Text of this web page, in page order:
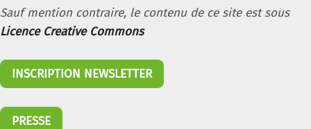
Sauf mention contraire, le contenu de ce site est sous
Licence Creative Commons
INSCRIPTION NEWSLETTER
PRESSE